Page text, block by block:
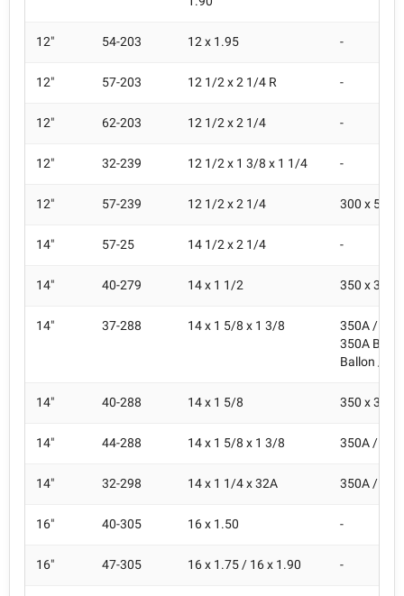
12" 54-203 12 x 1.95 -
12" 57-203 12 1/2 x 2 1/4 R -
12" 62-203 12 1/2 x 2 1/4 -
12" 32-239 12 1/2 x 1 3/8 x 1 1/4 -
12" 57-239 12 1/2 x 2 1/4 300 x 55A
14" 57-25 14 1/2 x 2 1/4 -
14" 40-279 14 x 1 1/2 350 x 38B
14" 37-288 14 x 1 5/8 x 1 3/8
350A /
350A
Ballon /
14" 40-288 14 x 1 5/8 350 x 38A
14" 44-288 14 x 1 5/8 x 1 3/8 350A / 350
14" 32-298 14 x 1 1/4 x 32A 350A / 350
16" 40-305 16 x 1.50 -
16" 47-305 16 x 1.75 / 16 x 1.90 -